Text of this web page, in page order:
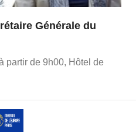
Générale du
de 9h00, Hôtel de